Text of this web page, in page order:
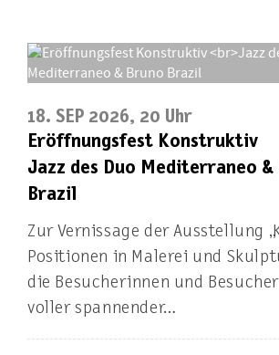
18. SEP 2026, 20 Uhr
Eröffnungsfest Konstruktiv
Jazz des Duo Mediterraneo &
Brazil
Zur Vernissage der Ausstellung
Positionen in Malerei und
die Besucherinnen und
voller spannender…